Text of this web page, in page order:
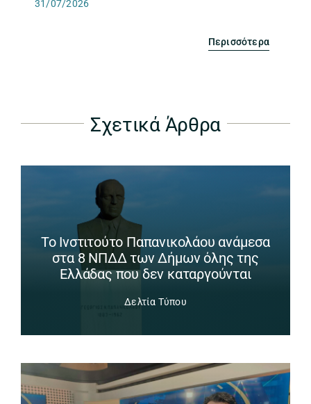
31/07/2026
Περισσότερα
Σχετικά Άρθρα
Το Ινστιτούτο Παπανικολάου ανάμεσα
στα 8 ΝΠΔΔ των Δήμων όλης της
Ελλάδας που δεν καταργούνται
Δελτία Τύπου